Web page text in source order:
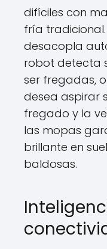
difíciles con
fría
desacopla
robot detecta
ser fregadas,
desea aspirar
fregado y la
las mopas
brillante en
baldosas.